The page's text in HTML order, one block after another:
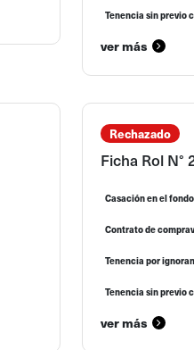
Tenencia sin previo
ver más
Rechazado
Ficha Rol N°
Casación en el fondo
Contrato de
Tenencia por
Tenencia sin previo
ver más